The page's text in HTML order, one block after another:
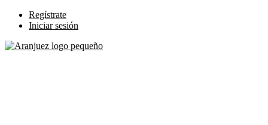
Regístrate
Iniciar sesión